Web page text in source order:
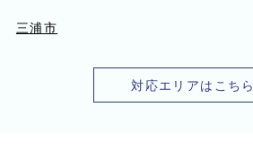
三浦市
対応エリアはこちら